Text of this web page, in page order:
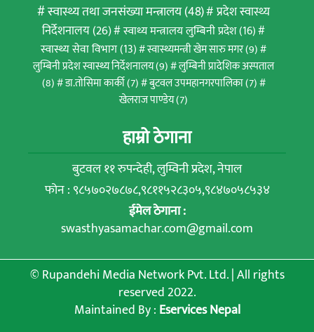
स्वास्थ्य तथा जनसंख्या मन्त्रालय(48)
प्रदेश स्वास्थ्य
निर्देशनालय(26) स्वाथ्य मन्त्रालय लुम्बिनी प्रदेश(16)
स्वास्थ्य सेवा विभाग(13) स्वास्थ्यमन्त्री खेम सारु मगर(9)
लुम्बिनी प्रदेश स्वास्थ्य निर्देशनालय(9)
लुम्बिनी प्रादेशिक अस्पताल
(8)
डा.तोसिमा कार्की(7) बुटवल उपमहानगरपालिका(7)
खेलराज पाण्डेय(7)
हाम्रो ठेगाना
बुटवल ११ रुपन्देही, लुम्विनी प्रदेश, नेपाल
फोन : ९८५७०२७८७८,९८११५२८३०५,९८४७०५८५३४
ईमेल ठेगाना :
swasthyasamachar.com@gmail.com
© Rupandehi Media Network Pvt. Ltd. | All rights
reserved 2022.
Maintained By : Eservices Nepal